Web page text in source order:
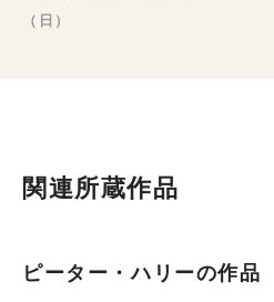
（日）
関連所蔵作品
ピーター・ハリーの作品